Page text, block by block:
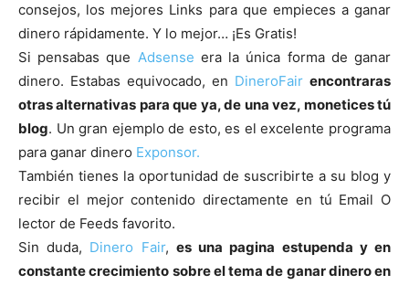
consejos, los mejores Links para que empieces a ganar
dinero rápidamente. Y lo mejor… ¡Es Gratis!
Si pensabas que Adsense era la única forma de ganar
dinero. Estabas equivocado, en DineroFair encontraras
otras alternativas para que ya, de una vez, monetices tú
blog. Un gran ejemplo de esto, es el excelente programa
para ganar dinero Exponsor.
También tienes la oportunidad de suscribirte a su blog y
recibir el mejor contenido directamente en tú Email O
lector de Feeds favorito.
Sin duda, Dinero Fair, es una pagina estupenda y en
constante crecimiento sobre el tema de ganar dinero en